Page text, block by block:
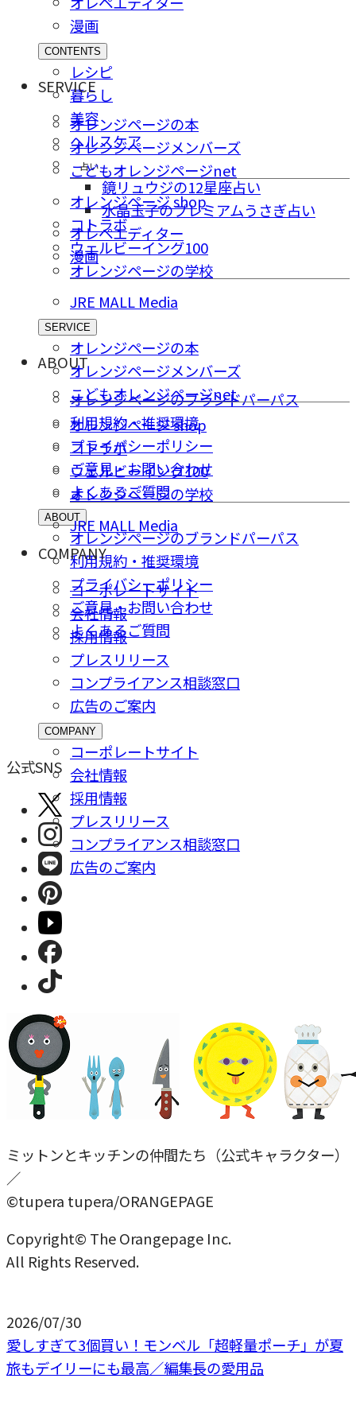
漫画
CONTENTS
レシピ
暮らし
美容
ヘルスケア
占い
鏡リュウジの12星座占い
水晶玉子のプレミアムうさぎ占い
オレペエディター
漫画
SERVICE
オレンジページの本
オレンジページメンバーズ
こどもオレンジページnet
オレンジページ shop
コトラボ
ウェルビーイング100
オレンジページの学校
JRE MALL Media
SERVICE
オレンジページの本
オレンジページメンバーズ
こどもオレンジページnet
オレンジページ shop
コトラボ
ウェルビーイング100
オレンジページの学校
JRE MALL Media
ABOUT
オレンジページのブランドパーパス
利用規約・推奨環境
プライバシーポリシー
ご意⾒・お問い合わせ
よくあるご質問
ABOUT
オレンジページのブランドパーパス
利用規約・推奨環境
プライバシーポリシー
ご意⾒・お問い合わせ
よくあるご質問
COMPANY
コーポレートサイト
会社情報
採⽤情報
プレスリリース
コンプライアンス相談窓⼝
広告のご案内
COMPANY
コーポレートサイト
会社情報
採⽤情報
プレスリリース
コンプライアンス相談窓⼝
広告のご案内
公式SNS
ミットンとキッチンの仲間たち（公式キャラクター）
／
©tupera tupera/ORANGEPAGE
Copyright© The Orangepage Inc.
All Rights Reserved.
2026/07/30
愛しすぎて3個買い！モンベル「超軽量ポーチ」が夏
旅もデイリーにも最高／編集長の愛用品